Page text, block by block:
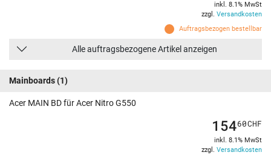
Auftragsbezogen bestellbar
inkl. 8.1% MwSt
zzgl. Versandkosten
Alle auftragsbezogene Artikel anzeigen
Mainboards(1)
Acer MAIN BD für Acer Nitro G550
15460CHF
inkl. 8.1% MwSt
zzgl. Versandkosten